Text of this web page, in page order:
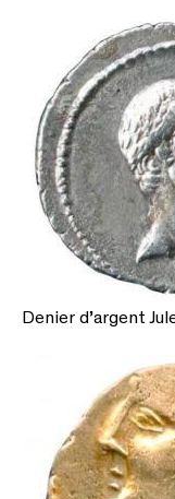
Denier d’argent